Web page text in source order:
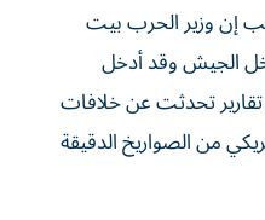
إن وزير الحرب بيت
الجيش وقد أدخل
تحدثت عن خلافات
من الصواريخ الدقيقة